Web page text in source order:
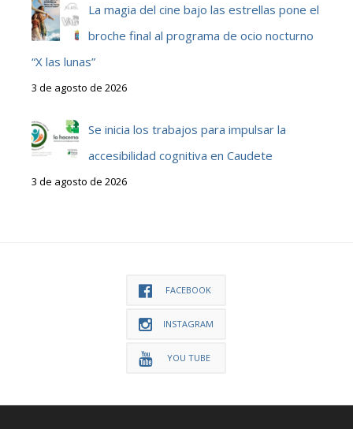
La magia del cine bajo las estrellas pone el
broche final al programa de ocio nocturno
“X las lunas”
3 de agosto de 2026
Se inicia los trabajos para impulsar la
accesibilidad cognitiva en Caudete
3 de agosto de 2026
FACEBOOK
INSTAGRAM
YOU TUBE